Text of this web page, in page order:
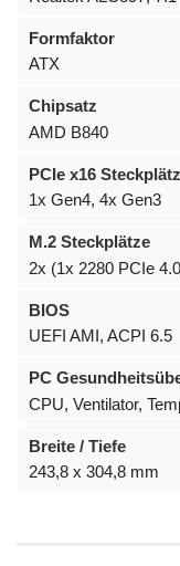
Formfaktor
ATX
Chipsatz
AMD B840
PCIe x16
1x Gen4, 4x Gen3
M.2 Steckplätze
2x (1x 2280 PCIe
BIOS
UEFI AMI, ACPI 6.5
PC
CPU, Ventilator,
Breite / Tiefe
243,8 x 304,8 mm